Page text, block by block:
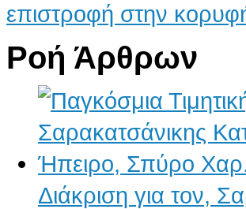
επιστροφή στην
Ροή Άρθρων
Διάκριση για τον,